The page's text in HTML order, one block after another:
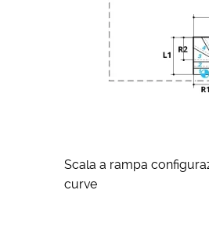
Scala a rampa
curve